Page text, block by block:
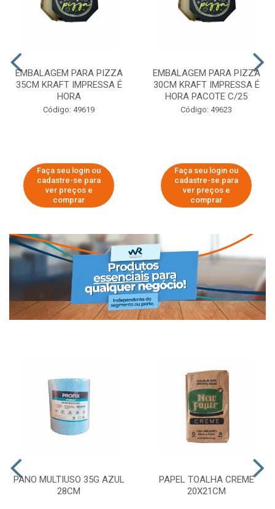
EMBALAGEM PARA PIZZA
35CM KRAFT IMPRESSA É
HORA
Código: 49619
Faça seu login ou
cadastre-se para
ver preços e
comprar
EMBALAGEM PARA PIZZA
30CM KRAFT IMPRESSA É
HORA PACOTE C/25
Código: 49623
Faça seu login ou
cadastre-se para
ver preços e
comprar
PANO MULTIUSO 35G AZUL
28CM
PAPEL TOALHA CREME
20X21CM